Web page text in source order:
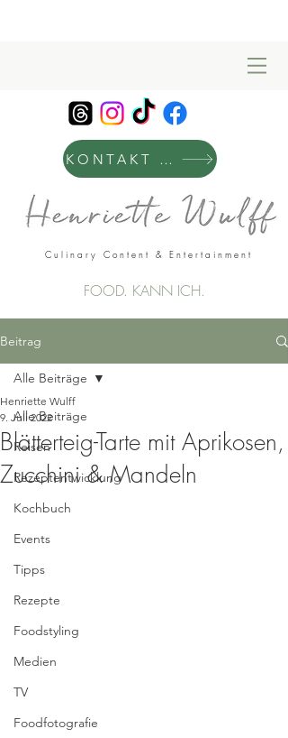
KONTAKT & MANAGEMENT
Culinary Content & Entertainment
FOOD. KANN ICH.
Beitrag
Alle Beiträge
Reisen
Rezeptentwicklung
Kochbuch
Events
Tipps
Rezepte
Foodstyling
Medien
TV
Foodfotografie
Alle Beiträge
Blätterteig-Tarte mit Aprikosen,
Zucchini & Mandeln
Henriette Wulff
9. Juli 2022